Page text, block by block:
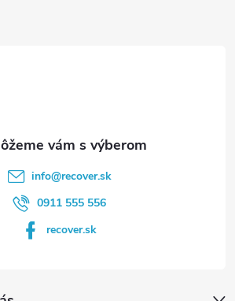
info@recover.sk
0911 555 556
recover.sk